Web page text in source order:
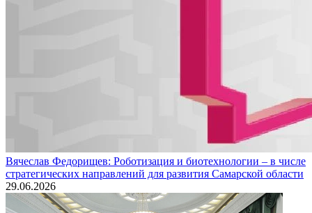
Вячеслав Федорищев: Роботизация и биотехнологии – в числе
стратегических направлений для развития Самарской области
29.06.2026